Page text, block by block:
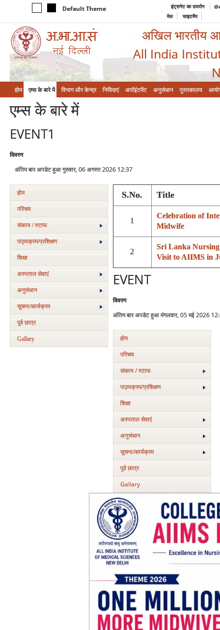
Default Theme इंट्रानेट का उपयोग
मेल
साइटमैप
अखिल भारतीय
All India
होम एम्‍स के बारे में विभाग और केन्‍द्र निविदाएं अपॉइंटमेंट अनुसंधान पुस्तकालय
एम्‍स के बारे में
EVENT1
विवरण
अंतिम बार अपडेट हुआ गुरुवार, 06 अगस्त 2026 12:37
होम
परिचय
संकाय / स्टाफ
पाठ्यक्रम/प्रशिक्षण
शिक्षा
अस्‍पताल सेवाएं
अनुसंधान
सूचना/कार्यक्रम
पूर्व छात्र
Gallary
S.No. Title
1
Celebration of
Midwife
2
Sri Lanka
Visit to AIIMS in
EVENT
विवरण
अंतिम बार अपडेट हुआ मंगलवार, 05 मई 2026
होम
परिचय
संकाय / स्टाफ
पाठ्यक्रम/प्रशिक्षण
शिक्षा
अस्‍पताल सेवाएं
अनुसंधान
सूचना/कार्यक्रम
पूर्व छात्र
Gallary